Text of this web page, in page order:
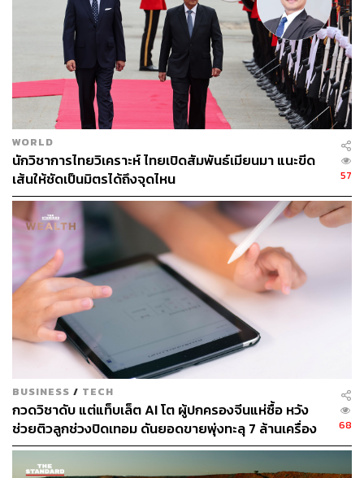
WORLD
นักวิชาการไทยวิเคราะห์ ไทยเปิดสัมพันธ์เมียนมา แนะขีด
เส้นให้ชัดเป็นมิตรได้ถึงจุดไหน
57
BUSINESS / TECH
กวดวิชาดับ แต่แท็บเล็ต AI โต ผู้ปกครองจีนแห่ซื้อ หวัง
ช่วยติวลูกช่วงปิดเทอม ดันยอดขายพุ่งทะลุ 7 ล้านเครื่อง
68